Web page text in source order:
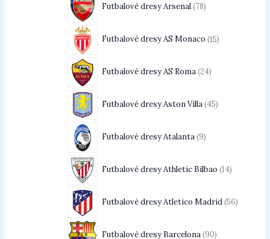
Futbalové dresy Arsenal 78
Futbalové dresy AS Monaco 15
Futbalové dresy AS Roma 24
Futbalové dresy Aston Villa 45
Futbalové dresy Atalanta 9
Futbalové dresy Athletic Bilbao 14
Futbalové dresy Atletico Madrid 56
Futbalové dresy Barcelona 90